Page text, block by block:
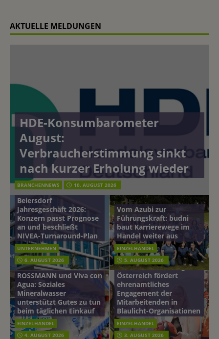
AKTUELLE MELDUNGEN
HDE-Konsumbarometer
August:
Verbraucherstimmung sinkt
nach kurzer Erholung wieder
BRANCHENNEWS 10. AUGUST 2026
Beiersdorf
Jahresgeschäft 2026:
Konzern passt Prognose
an und beschließt
NIVEA-Turnaround-Plan
UNTERNEHMEN
6. AUGUST 2026
Vom Azubi zur
Führungskraft: budni
baut Karrierewege im
Handel weiter aus
EINZELHANDEL
5. AUGUST 2026
ROSSMANN und Viva con
Agua: Soziales
Mineralwasser
unterstützt Gutes zu tun
beim täglichen Einkauf
EINZELHANDEL
4. AUGUST 2026
mehr vom leben tag: dm
Österreich fördert
ehrenamtliches
Engagement der
Mitarbeitenden in
Blaulicht-Organisationen
EINZELHANDEL
3. AUGUST 2026